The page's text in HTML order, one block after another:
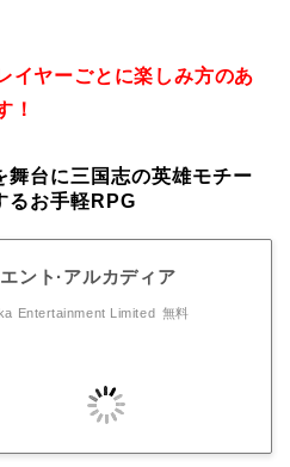
イヤーごとに楽しみ方のあ
！
舞台に三国志の英雄モチー
るお手軽RPG
ント·アルカディア
Entertainment Limited 無料